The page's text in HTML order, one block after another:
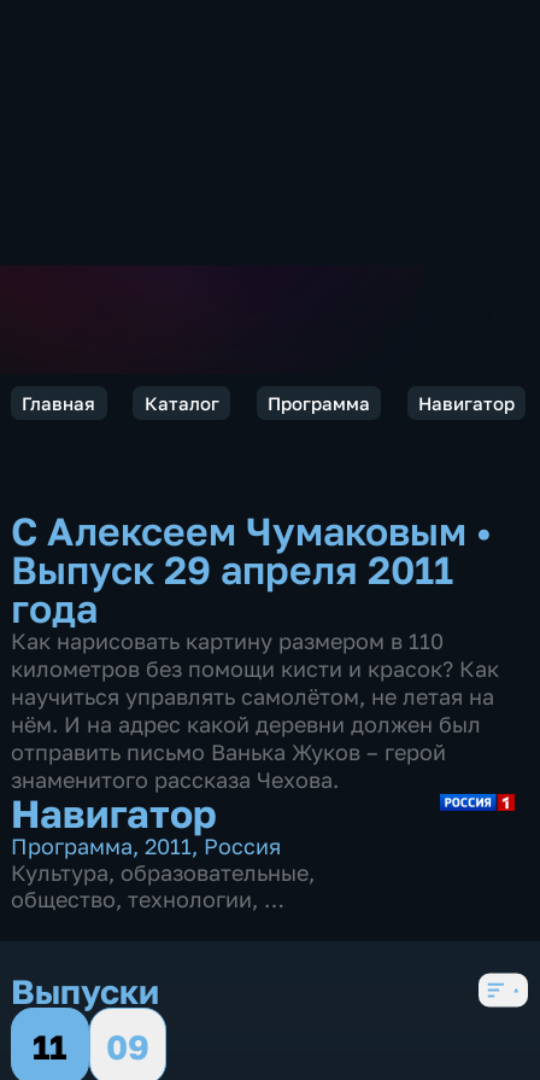
Главная Каталог Программа Навигатор
С Алексеем Чумаковым •
Выпуск 29 апреля 2011
года
Как нарисовать картину размером в 110
километров без помощи кисти и красок? Как
научиться управлять самолётом, не летая на
нём. И на адрес какой деревни должен был
отправить письмо Ванька Жуков – герой
знаменитого рассказа Чехова.
Навигатор
Программа,2011, Россия
Культура, образовательные,
общество,технологии,
Выпуски
11
09